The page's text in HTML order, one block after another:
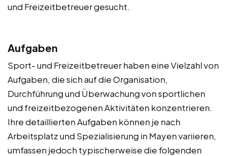
und Freizeitbetreuer gesucht.
Aufgaben
Sport- und Freizeitbetreuer haben eine Vielzahl von
Aufgaben, die sich auf die Organisation,
Durchführung und Überwachung von sportlichen
und freizeitbezogenen Aktivitäten konzentrieren.
Ihre detaillierten Aufgaben können je nach
Arbeitsplatz und Spezialisierung in Mayen variieren,
umfassen jedoch typischerweise die folgenden